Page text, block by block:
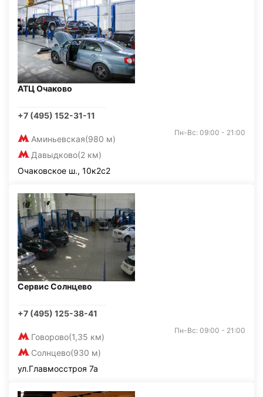
АТЦ Очаково
+7 (495) 152-31-11
Аминьевская(980 м)
Давыдково(2 км)
Пн-Вс: 09:00 - 21:00
Очаковское ш., 10к2с2
Сервис Солнцево
+7 (495) 125-38-41
Говорово(1,35 км)
Солнцево(930 м)
Пн-Вс: 09:00 - 21:00
ул.Главмосстроя 7а